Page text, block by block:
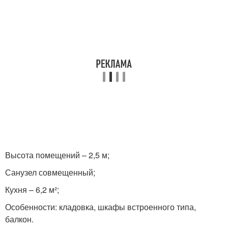
Высота помещений – 2,5 м;
Санузел совмещенный;
Кухня – 6,2 м²;
Особенности: кладовка, шкафы встроенного типа,
балкон.